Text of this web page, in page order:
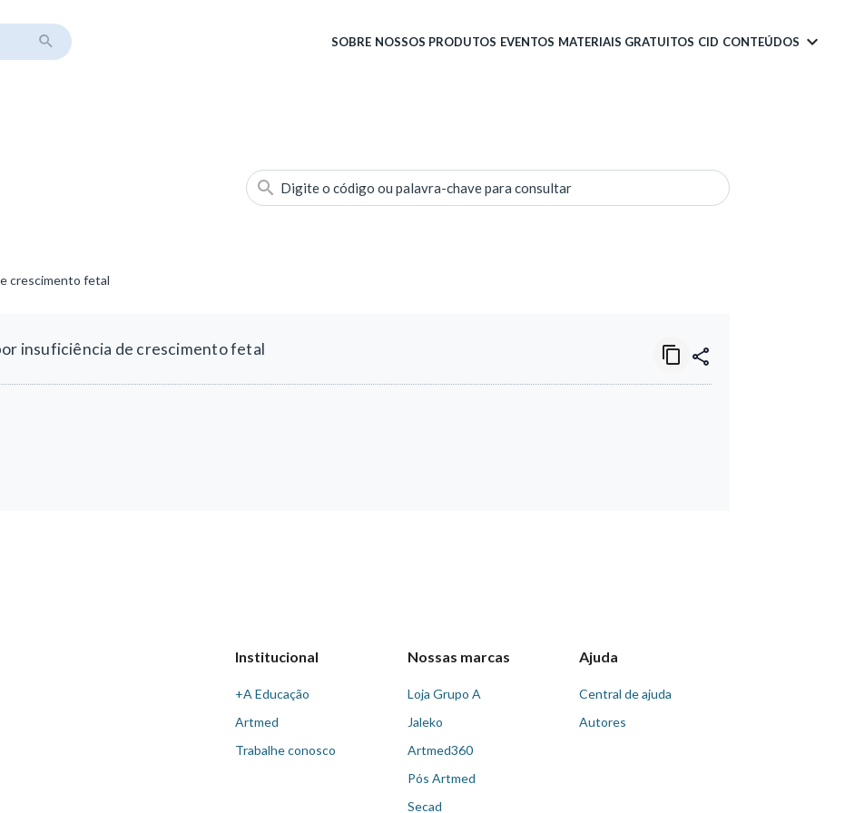
SOBRE NOSSOS PRODUTOS EVENTOS MATERIAIS GRATUITOS CID CONTEÚDOS
Digite o código ou palavra-chave para consultar
crescimento fetal
insuficiência de crescimento fetal
Institucional
+A Educação
Artmed
Trabalhe conosco
Nossas marcas
Loja Grupo A
Jaleko
Artmed360
Pós Artmed
Secad
Ajuda
Central de ajuda
Autores